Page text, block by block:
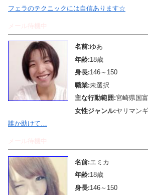
フェラのテクニックには自信あります☆
メール待機中
名前:ゆあ
年齢:18歳
身長:146～150
職業:未選択
主な行動範囲:宮崎県国
女性ジャンル:ヤリマン
誰か助けて…
メール待機中
名前:エミカ
年齢:18歳
身長:146～150